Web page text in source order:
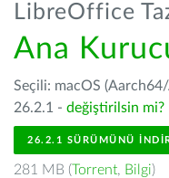
LibreOffice
Ana
Seçili: macOS
26.2.1 - değiştirilsin mi?
26.2.1 SÜRÜMÜNÜ
281 MB (Torrent, Bilgi)